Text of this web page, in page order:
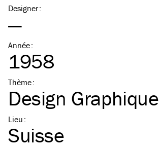
Designer:
—
Année:
1958
Thème:
Design Graphique
Lieu :
Suisse